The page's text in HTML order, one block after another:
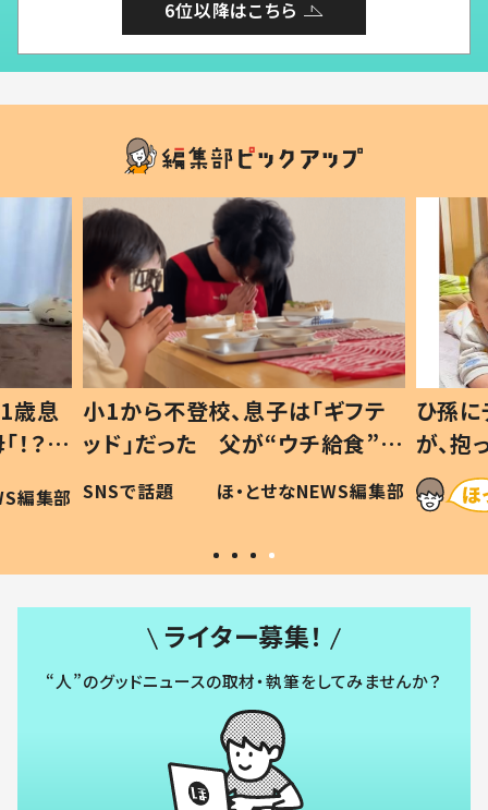
6位以降はこちら
歳息
？」
編集部
小1から不登校、息子は「ギフテ
ッド」だった 父が“ウチ給食”を
作り続ける理由とは #令和の親
#令和の子
SNSで話題 ほ・とせなNEWS編集部
ひ孫
が、
「涙が
い」
ライター募集！
“人”のグッドニュースの取材・執筆をしてみませんか？